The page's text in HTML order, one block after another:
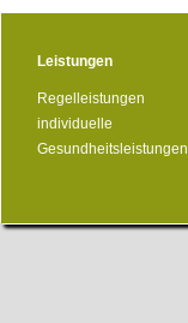
Leistungen
Regelleistungen
individuelle
Gesundheitsleistungen